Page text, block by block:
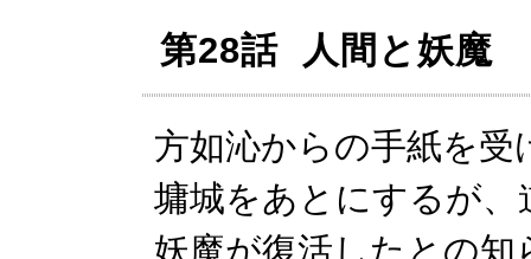
第28話 人間と妖魔
方如沁からの手紙を
墉城をあとにするが
妖魔が復活したとの